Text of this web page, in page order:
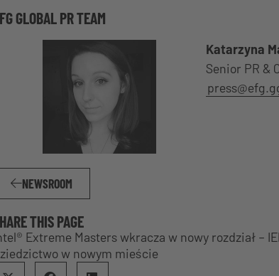
GLOBAL PR TEAM
Katarzyna
Senior PR &
NEWSROOM
THIS PAGE
Extreme Masters wkracza w nowy rozdział –
w nowym mieście